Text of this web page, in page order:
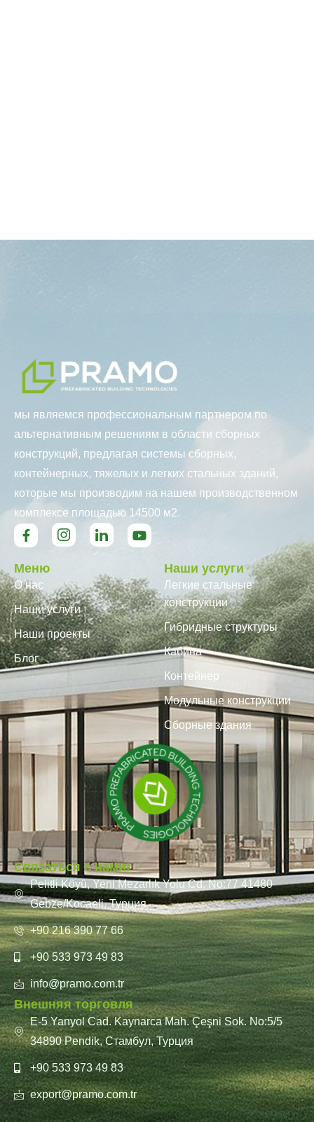
мы являемся профессиональным партнером по
альтернативным решениям в области сборных
конструкций, предлагая системы сборных,
контейнерных, тяжелых и легких стальных зданий,
которые мы производим на нашем производственном
комплексе площадью 14500 м2.
Меню
О нас
Наши услуги
Наши проекты
Блог
Наши услуги
Легкие стальные
конструкции
Гибридные структуры
Кабина
Контейнер
Модульные конструкции
Сборные здания
Связаться с нами!
Pelitli Köyü, Yeni Mezarlık Yolu Cd. No:77 41480
Gebze/Kocaeli, Турция
+90 216 390 77 66
+90 533 973 49 83
info@pramo.com.tr
Внешняя торговля
E-5 Yanyol Cad. Kaynarca Mah. Çeşni Sok. No:5/5
34890 Pendik, Стамбул, Турция
+90 533 973 49 83
export@pramo.com.tr